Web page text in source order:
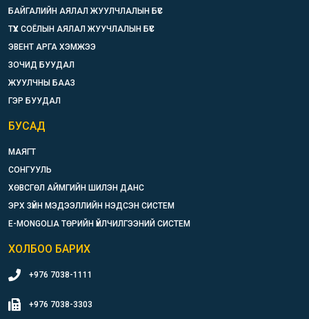
БАЙГАЛИЙН АЯЛАЛ ЖУУЛЧЛАЛЫН БҮС
ТҮҮХ СОЁЛЫН АЯЛАЛ ЖУУЧЛАЛЫН БҮС
ЭВЕНТ АРГА ХЭМЖЭЭ
ЗОЧИД БУУДАЛ
ЖУУЛЧНЫ БААЗ
ГЭР БУУДАЛ
БУСАД
МАЯГТ
СОНГУУЛЬ
ХӨВСГӨЛ АЙМГИЙН ШИЛЭН ДАНС
ЭРХ ЗҮЙН МЭДЭЭЛЛИЙН НЭДСЭН СИСТЕМ
E-MONGOLIA ТӨРИЙН ҮЙЛЧИЛГЭЭНИЙ СИСТЕМ
ХОЛБОО БАРИХ
+976 7038-1111
+976 7038-3303